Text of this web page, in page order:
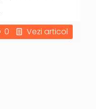
0 Vezi articol